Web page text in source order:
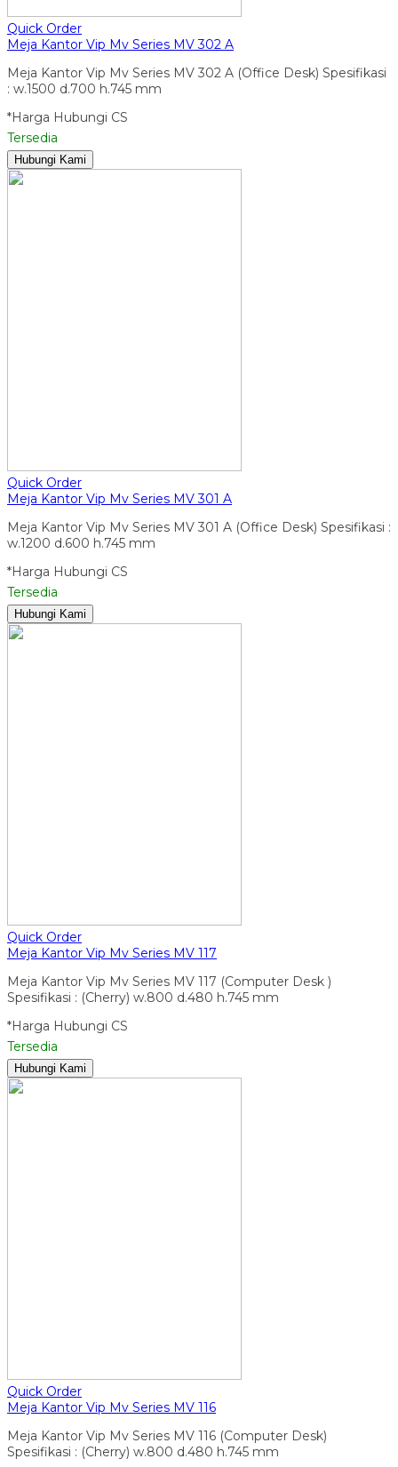
Quick Order
Meja Kantor Vip Mv Series MV 302 A
Meja Kantor Vip Mv Series MV 302 A (Office Desk) Spesifikasi
: w.1500 d.700 h.745 mm
*Harga Hubungi CS
Tersedia
Hubungi Kami
Quick Order
Meja Kantor Vip Mv Series MV 301 A
Meja Kantor Vip Mv Series MV 301 A (Office Desk) Spesifikasi :
w.1200 d.600 h.745 mm
*Harga Hubungi CS
Tersedia
Hubungi Kami
Quick Order
Meja Kantor Vip Mv Series MV 117
Meja Kantor Vip Mv Series MV 117 (Computer Desk )
Spesifikasi : (Cherry) w.800 d.480 h.745 mm
*Harga Hubungi CS
Tersedia
Hubungi Kami
Quick Order
Meja Kantor Vip Mv Series MV 116
Meja Kantor Vip Mv Series MV 116 (Computer Desk)
Spesifikasi : (Cherry) w.800 d.480 h.745 mm